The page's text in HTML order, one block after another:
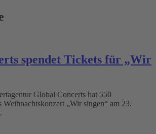
spendet Tickets für „Wir
Global Concerts hat 550
Weihnachtskonzert „Wir singen“ am 23.